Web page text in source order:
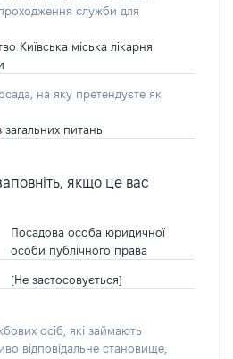
служби для
Київська міська лікарня
на яку претендуєте як
загальних питань
якщо це вас
Посадова особа юридичної
особи публічного права
[Не застосовується]
осіб, які займають
відповідальне становище,